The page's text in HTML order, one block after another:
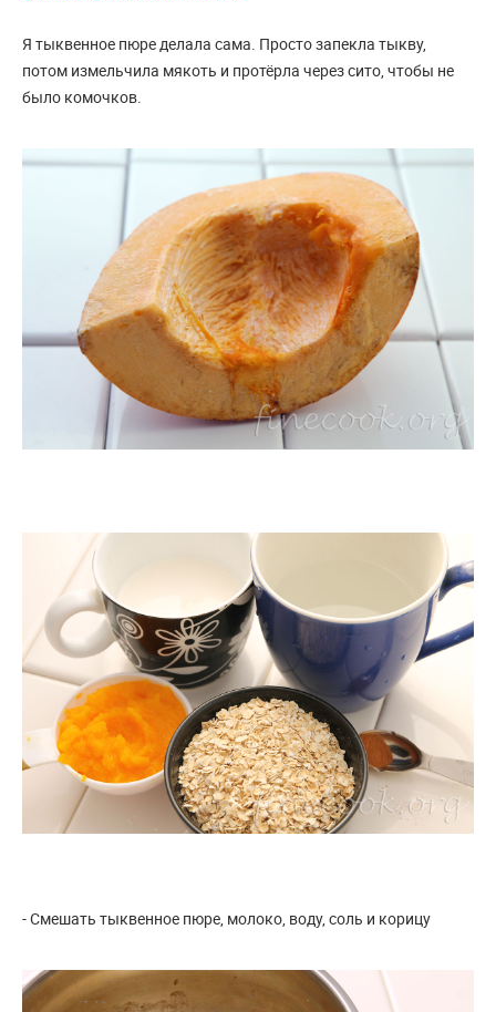
Я тыквенное пюре делала сама. Просто запекла тыкву,
потом измельчила мякоть и протёрла через сито, чтобы не
было комочков.
- Смешать тыквенное пюре, молоко, воду, соль и корицу